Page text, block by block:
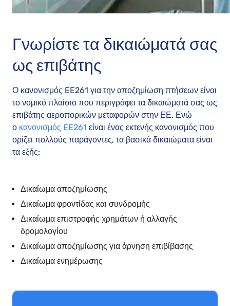
Γνωρίστε τα δικαιώματά σας
ως επιβάτης
Ο κανονισμός EE261 για την αποζημίωση πτήσεων είναι
το νομικό πλαίσιο που περιγράφει τα δικαιώματά σας ως
επιβάτης αεροπορικών μεταφορών στην ΕΕ. Ενώ
ο κανονισμός EE261 είναι ένας εκτενής κανονισμός που
ορίζει πολλούς παράγοντες, τα βασικά δικαιώματα είναι
τα εξής:
Δικαίωμα αποζημίωσης
Δικαίωμα φροντίδας και συνδρομής
Δικαίωμα επιστροφής χρημάτων ή αλλαγής
δρομολογίου
Δικαίωμα αποζημίωσης για άρνηση επιβίβασης
Δικαίωμα ενημέρωσης